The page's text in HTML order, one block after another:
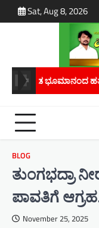
to
Sat, Aug 8, 2026
ಆರ್.ಅಂಬೇಡ್ಕರ್ ದಲಿತ
BLOG
ತುಂಗಭದ್ರಾ
ಪಾವತಿಗೆ
November 25, 2025